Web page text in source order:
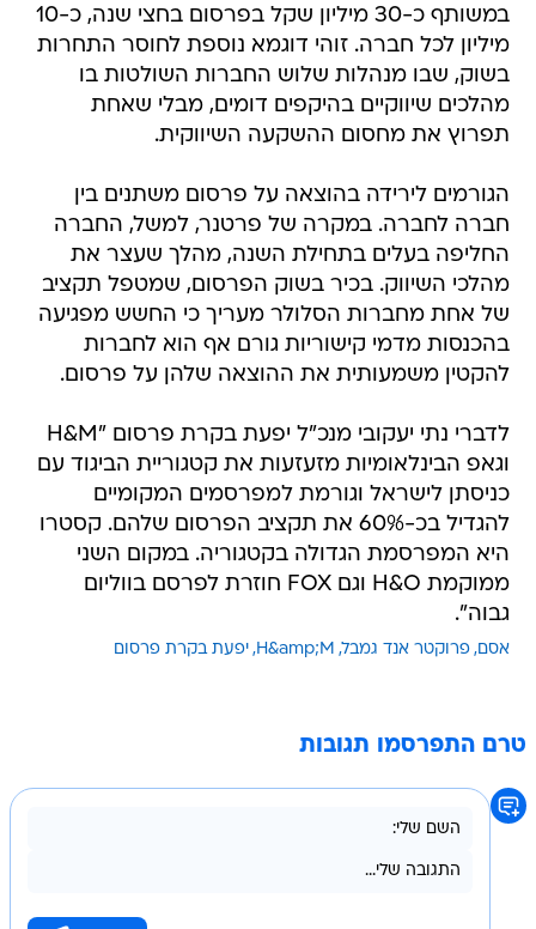
במשותף כ-30 מיליון שקל בפרסום בחצי שנה, כ-10
מיליון לכל חברה. זוהי דוגמא נוספת לחוסר התחרות
בשוק, שבו מנהלות שלוש החברות השולטות בו
מהלכים שיווקיים בהיקפים דומים, מבלי שאחת
תפרוץ את מחסום ההשקעה השיווקית.
הגורמים לירידה בהוצאה על פרסום משתנים בין
חברה לחברה. במקרה של פרטנר, למשל, החברה
החליפה בעלים בתחילת השנה, מהלך שעצר את
מהלכי השיווק. בכיר בשוק הפרסום, שמטפל תקציב
של אחת מחברות הסלולר מעריך כי החשש מפגיעה
בהכנסות מדמי קישוריות גורם אף הוא לחברות
להקטין משמעותית את ההוצאה שלהן על פרסום.
לדברי נתי יעקובי מנכ"ל יפעת בקרת פרסום "H&M
וגאפ הבינלאומיות מזעזעות את קטגוריית הביגוד עם
כניסתן לישראל וגורמת למפרסמים המקומיים
להגדיל בכ-60% את תקציב הפרסום שלהם. קסטרו
היא המפרסמת הגדולה בקטגוריה. במקום השני
ממוקמת H&O וגם FOX חוזרת לפרסם בווליום
גבוה".
אסם פרוקטר אנד גמבל H&amp;M יפעת בקרת פרסום
טרם התפרסמו תגובות